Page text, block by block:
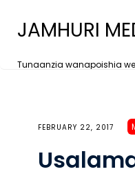
JAMHURI
Tunaanzia wanapoishia
FEBRUARY 22, 2017